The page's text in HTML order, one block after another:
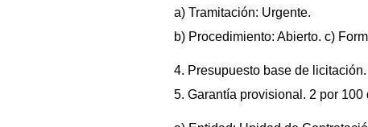
a) Tramitación: Urgente.
b) Procedimiento: Abierto. c)
4. Presupuesto base de
5. Garantía provisional. 2 por